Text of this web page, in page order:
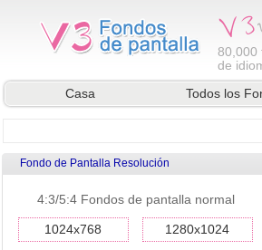
80,000
de
Casa
Todos los
Fondo de Pantalla Resolución
4:3/5:4 Fondos de pantalla normal
1024x768 1280x1024